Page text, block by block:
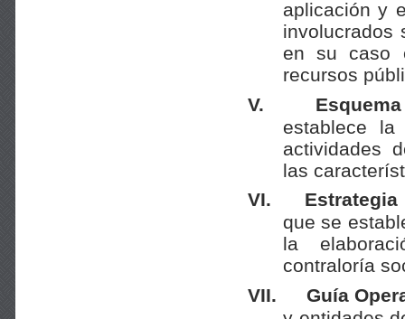
aplicación y
involucrados
en su caso
recursos
V.
establece
actividades
las
VI.
Estrategia
que se
la
contraloría
VII.
Guía